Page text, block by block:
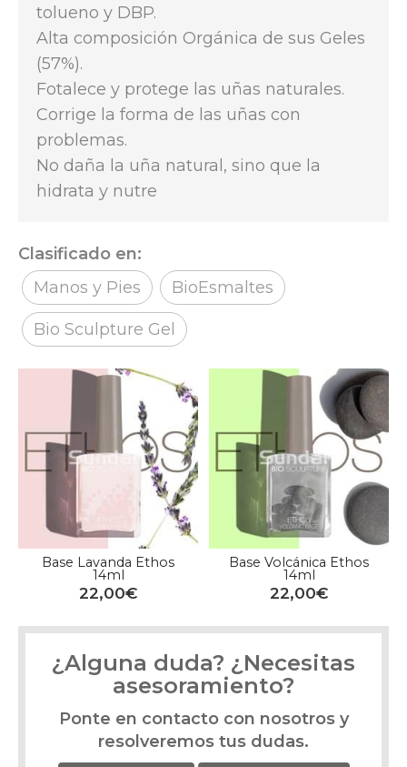
tolueno y DBP.
Alta composición Orgánica de sus Geles
(57%).
Fotalece y protege las uñas naturales.
Corrige la forma de las uñas con
problemas.
No daña la uña natural, sino que la
hidrata y nutre
Clasificado en:
Manos y Pies
BioEsmaltes
Bio Sculpture Gel
Base Lavanda Ethos
14ml
22,00€
Base Volcánica Ethos
14ml
22,00€
¿Alguna duda? ¿Necesitas
asesoramiento?
Ponte en contacto con nosotros y
resolveremos tus dudas.